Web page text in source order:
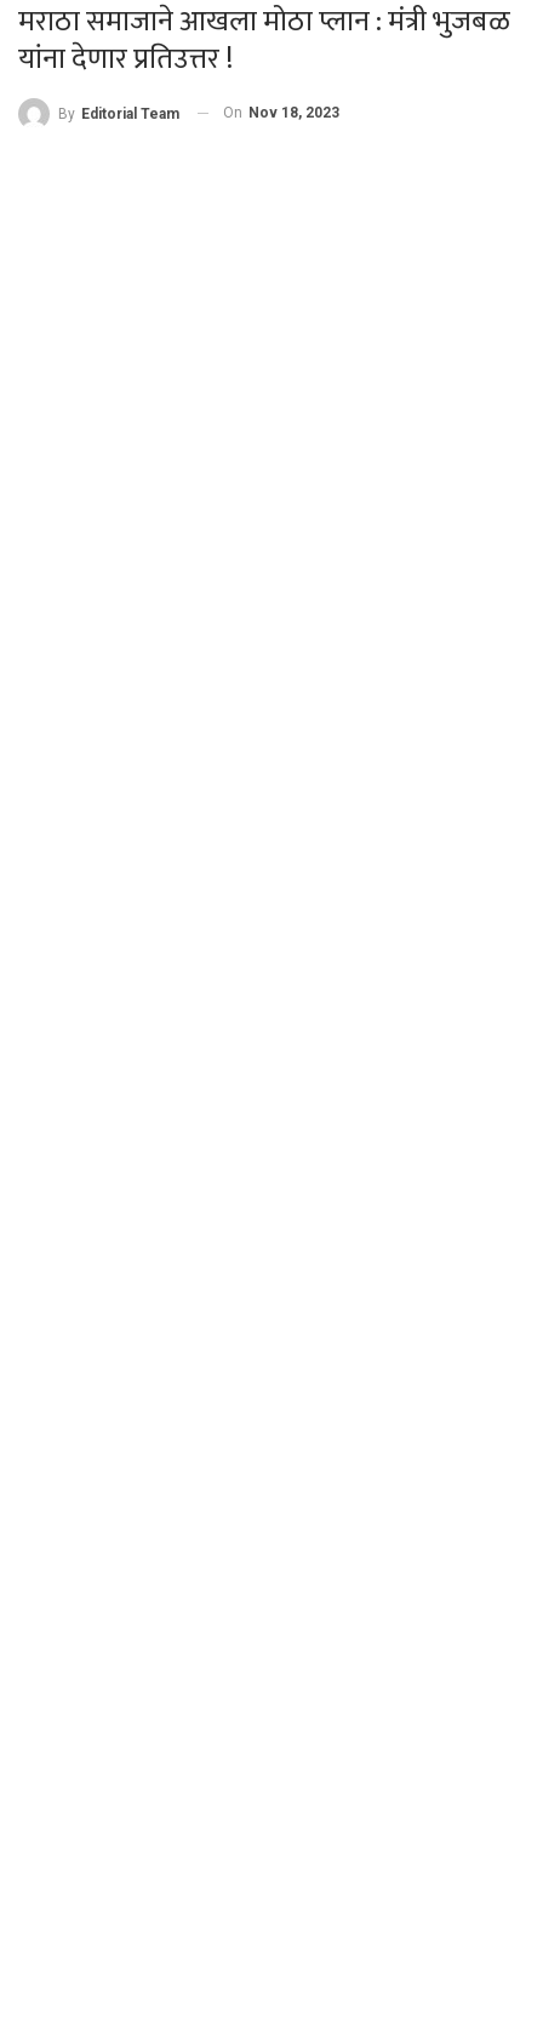
मराठा समाजाने आखला मोठा प्लान : मंत्री भुजबळ
यांना देणार प्रतिउत्तर !
By Editorial Team On Nov 18, 2023